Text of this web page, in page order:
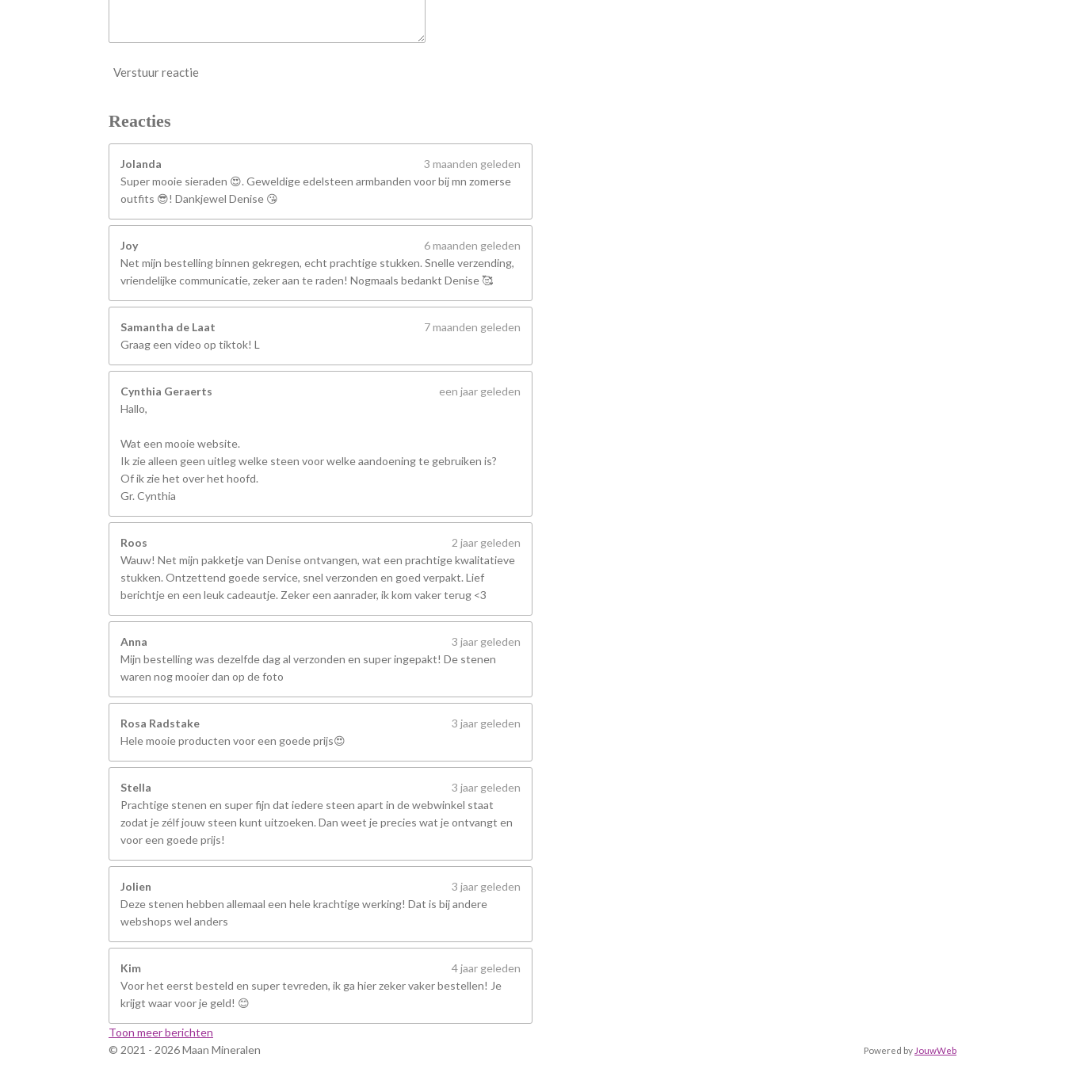
Verstuur reactie
Reacties
Jolanda
3 maanden geleden
Super mooie sieraden 😍. Geweldige edelsteen armbanden voor bij mn zomerse
outfits 😎! Dankjewel Denise 😘
Joy
6 maanden geleden
Net mijn bestelling binnen gekregen, echt prachtige stukken. Snelle verzending,
vriendelijke communicatie, zeker aan te raden! Nogmaals bedankt Denise 🥰
Samantha de Laat
7 maanden geleden
Graag een video op tiktok! L
Cynthia Geraerts
een jaar geleden
Hallo,
Wat een mooie website.
Ik zie alleen geen uitleg welke steen voor welke aandoening te gebruiken is?
Of ik zie het over het hoofd.
Gr. Cynthia
Roos
2 jaar geleden
Wauw! Net mijn pakketje van Denise ontvangen, wat een prachtige kwalitatieve
stukken. Ontzettend goede service, snel verzonden en goed verpakt. Lief
berichtje en een leuk cadeautje. Zeker een aanrader, ik kom vaker terug <3
Anna
3 jaar geleden
Mijn bestelling was dezelfde dag al verzonden en super ingepakt! De stenen
waren nog mooier dan op de foto
Rosa Radstake
3 jaar geleden
Hele mooie producten voor een goede prijs😍
Stella
3 jaar geleden
Prachtige stenen en super fijn dat iedere steen apart in de webwinkel staat
zodat je zélf jouw steen kunt uitzoeken. Dan weet je precies wat je ontvangt en
voor een goede prijs!
Jolien
3 jaar geleden
Deze stenen hebben allemaal een hele krachtige werking! Dat is bij andere
webshops wel anders
Kim
4 jaar geleden
Voor het eerst besteld en super tevreden, ik ga hier zeker vaker bestellen! Je
krijgt waar voor je geld! 😊
Toon meer berichten
© 2021 - 2026 Maan Mineralen
Powered by JouwWeb